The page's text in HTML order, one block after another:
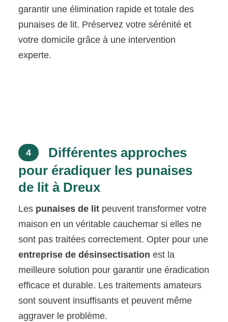
garantir une élimination rapide et totale des
punaises de lit. Préservez votre sérénité et
votre domicile grâce à une intervention
experte.
4
Différentes approches
pour éradiquer les punaises
de lit à Dreux
Les punaises de lit peuvent transformer votre
maison en un véritable cauchemar si elles ne
sont pas traitées correctement. Opter pour une
entreprise de désinsectisation est la
meilleure solution pour garantir une éradication
efficace et durable. Les traitements amateurs
sont souvent insuffisants et peuvent même
aggraver le problème.